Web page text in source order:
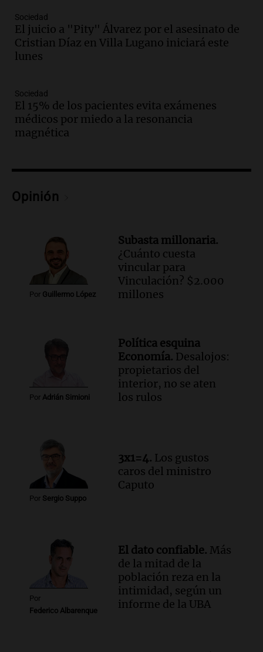
Episodios
Audio.Borges, abogada de Pourrain:
"Tres hombres se lo llevaron para
Episodios
Audio. Voluntarios limpiaron 9.000
metros del río Suquía y retiraron hasta
800 kilos de basura por jornada
firmó Jorge Messi para el primer
Episodios
Audio.
Joan Gaspart: "Sin Jorge, no sé si
Messi hubiera llegado adonde llegó"
Una mañana para todos
Episodios
Jorge Messi en una entrevista con Rony
Vargas en 2007
Una mañana para todos
Audio.El abuelo de Agostina Vega, tras
Episodios
Audio.
Una nutricionista derribó el mito
del desayuno ideal: qué alimentos
conviene priorizar
Una mañana para todos
Sociedad
El juicio a "Pity" Álvarez por el asesinato de
Cristian Díaz en Villa Lugano iniciará este
lunes
Sociedad
El 15% de los pacientes evita exámenes
médicos por miedo a la resonancia
magnética
Opinión
Por Guillermo López
Subasta millonaria.
¿Cuánto cuesta
vincular para
Vinculación? $2.000
millones
Por Adrián Simioni
Política esquina
Economía. Desalojos:
propietarios del
interior, no se aten
los rulos
Por Sergio Suppo
3x1=4. Los gustos
caros del ministro
Caputo
Por
Federico Albarenque
El dato confiable. Más
de la mitad de la
población reza en la
intimidad, según un
informe de la UBA